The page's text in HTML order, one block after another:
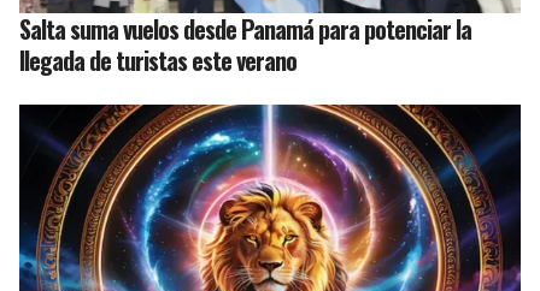
Salta suma vuelos desde Panamá para potenciar la
llegada de turistas este verano